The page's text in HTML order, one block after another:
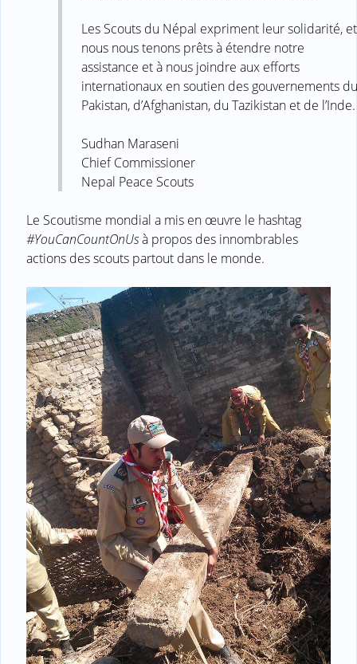
Les Scouts du Népal expriment leur solidarité, et
nous nous tenons prêts à étendre notre
assistance et à nous joindre aux efforts
internationaux en soutien des gouvernements du
Pakistan, d’Afghanistan, du Tazikistan et de l’Inde.
Sudhan Maraseni
Chief Commissioner
Nepal Peace Scouts
Le Scoutisme mondial a mis en œuvre le hashtag
#YouCanCountOnUsà propos des innombrables
actions des scouts partout dans le monde.